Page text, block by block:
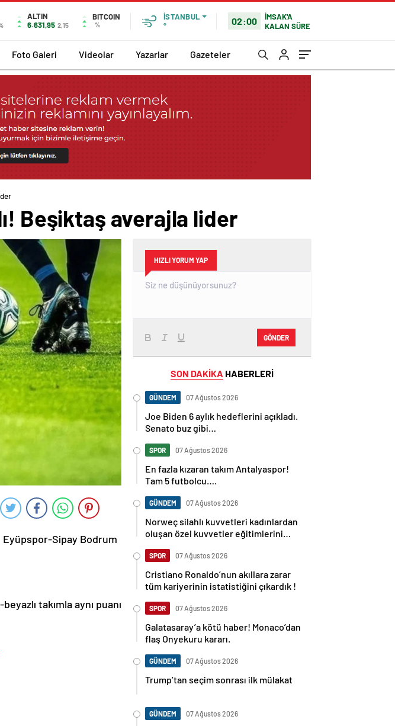
ALTIN
6.631,95 2,15
BITCOIN
%
İSTANBUL
°
02:00
İMSAK'A
KALAN SÜRE
Foto Galeri Videolar Yazarlar Gazeteler
Beşiktaş averajla lider
Eyüpspor-Sipay Bodrum
takımla aynı puanı
HIZLI YORUM YAP
GÖNDER
SON DAKİKA HABERLERİ
GÜNDEM 07 Ağustos 2026
Joe Biden 6 aylık hedeflerini açıkladı.
Senato buz gibi…
SPOR 07 Ağustos 2026
En fazla kızaran takım Antalyaspor!
Tam 5 futbolcu….
GÜNDEM 07 Ağustos 2026
Norweç silahlı kuvvetleri kadınlardan
oluşan özel kuvvetler eğitimlerini
SPOR 07 Ağustos 2026
Cristiano Ronaldo’nun akıllara zarar
tüm kariyerinin istatistiğini çıkardık !
SPOR 07 Ağustos 2026
Galatasaray’a kötü haber! Monaco’dan
flaş Onyekuru kararı.
GÜNDEM 07 Ağustos 2026
Trump’tan seçim sonrası ilk mülakat
GÜNDEM 07 Ağustos 2026